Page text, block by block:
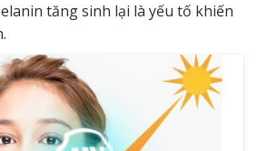
tăng sinh lại là yếu tố khiến